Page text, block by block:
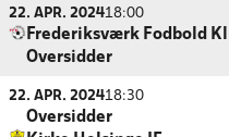
22. APR. 202418:00
Frederiksværk Fodbold
Oversidder
22. APR. 202418:30
Oversidder